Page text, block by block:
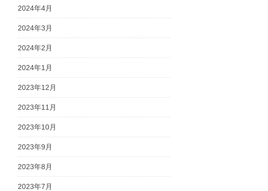
2024年4月
2024年3月
2024年2月
2024年1月
2023年12月
2023年11月
2023年10月
2023年9月
2023年8月
2023年7月